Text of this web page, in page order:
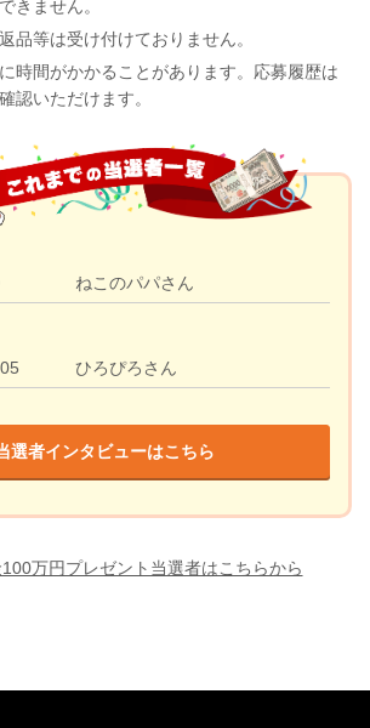
きません。
品等は受け付けておりません。
時間がかかることがあります。応募履歴は
認いただけます。
ねこのパパさん
ひろぴろさん
選者インタビューはこちら
万円プレゼント当選者はこちらから